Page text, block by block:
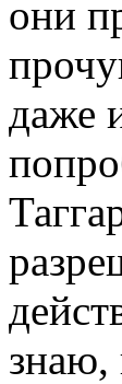
они
даже
знаю,